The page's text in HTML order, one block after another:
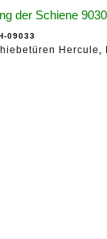
der Schiene
09033
Hercule